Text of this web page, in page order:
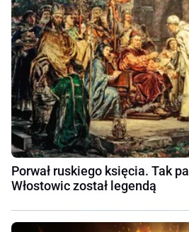
Porwał ruskiego księcia. Tak
Włostowic został legendą